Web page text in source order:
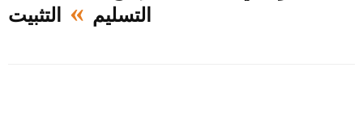
التسليم » التثبيت